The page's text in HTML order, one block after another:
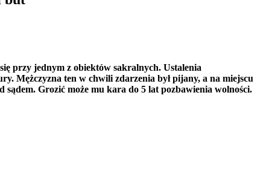
przy jednym z obiektów sakralnych. Ustalenia
Mężczyzna ten w chwili zdarzenia był pijany, a na miejscu
Grozić może mu kara do 5 lat pozbawienia wolności.